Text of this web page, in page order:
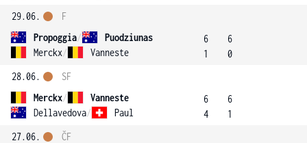
29.06.
Propoggia/
Puodziunas
Merckx/ Vanneste
F
6
1
6
0
28.06.
Merckx/
Vanneste
Dellavedova/ Paul
SF
6
4
6
1
27.06.
ČF